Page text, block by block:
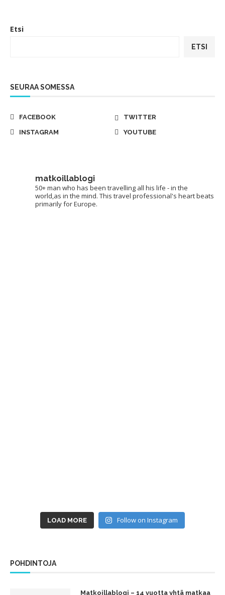
Etsi
ETSI
SEURAA SOMESSA
FACEBOOK
TWITTER
INSTAGRAM
YOUTUBE
matkoillablogi
50+ man who has been travelling all his life - in the
world,as in the mind. This travel professional's heart beats
primarily for Europe.
LOAD MORE Follow on Instagram
POHDINTOJA
Matkoillablogi – 14 vuotta yhtä matkaa